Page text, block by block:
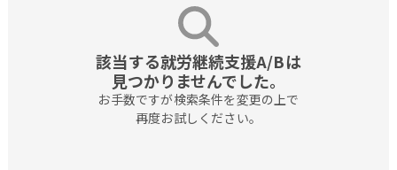
該当する就労継続支援A/Bは
見つかりませんでした。
お手数ですが検索条件を変更の上で
再度お試しください。